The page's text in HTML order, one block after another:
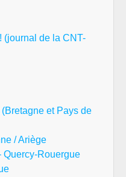
(journal de la CNT-
et Pays de
/ Ariège
Quercy-Rouergue